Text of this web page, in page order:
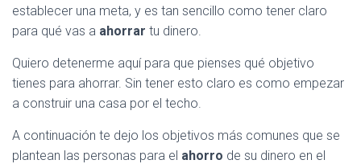
establecer una meta, y es tan sencillo como tener claro
para qué vas a ahorrar tu dinero.
Quiero detenerme aquí para que pienses qué objetivo
tienes para ahorrar. Sin tener esto claro es como empezar
a construir una casa por el techo.
A continuación te dejo los objetivos más comunes que se
plantean las personas para el ahorro de su dinero en el